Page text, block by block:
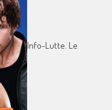
Info-Lutte. Le